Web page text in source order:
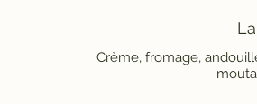
Crème, fromage,